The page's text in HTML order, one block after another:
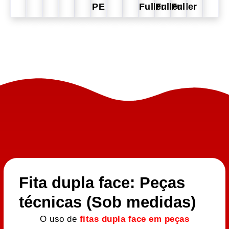
PE
FullerFullerFuller
Fita dupla face: Peças
técnicas (Sob medidas)
O uso de fitas dupla face em peças